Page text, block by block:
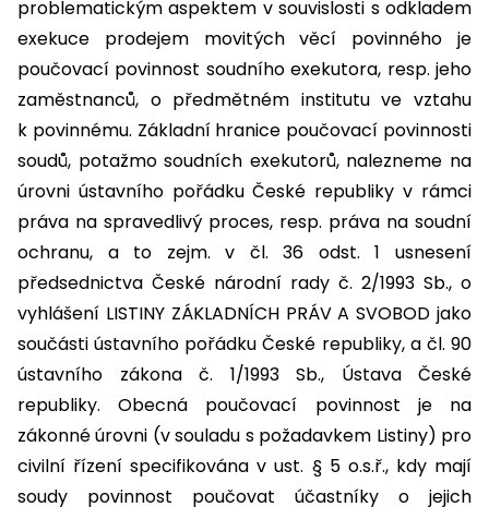
problematickým aspektem v souvislosti s odkladem
exekuce prodejem movitých věcí povinného je
poučovací povinnost soudního exekutora, resp. jeho
zaměstnanců, o předmětném institutu ve vztahu
k povinnému. Základní hranice poučovací povinnosti
soudů, potažmo soudních exekutorů, nalezneme na
úrovni ústavního pořádku České republiky v rámci
práva na spravedlivý proces, resp. práva na soudní
ochranu, a to zejm. v čl. 36 odst. 1 usnesení
předsednictva České národní rady č. 2/1993 Sb., o
vyhlášení LISTINY ZÁKLADNÍCH PRÁV A SVOBOD jako
součásti ústavního pořádku České republiky, a čl. 90
ústavního zákona č. 1/1993 Sb., Ústava České
republiky. Obecná poučovací povinnost je na
zákonné úrovni (v souladu s požadavkem Listiny) pro
civilní řízení specifikována v ust. § 5 o.s.ř., kdy mají
soudy povinnost poučovat účastníky o jejich